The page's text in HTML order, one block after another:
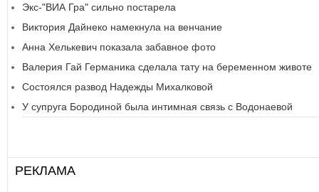
Экс-"ВИА Гра" сильно постарела
Виктория Дайнеко намекнула на венчание
Анна Хелькевич показала забавное фото
Валерия Гай Германика сделала тату на беременном животе
Состоялся развод Надежды Михалковой
У супруга Бородиной была интимная связь с Водонаевой
РЕКЛАМА